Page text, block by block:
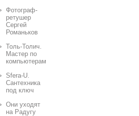
Фотограф-
ретушер
Сергей
Романьков
Толь-Толич.
Мастер по
компьютерам
Sfera-U.
Сантехника
под ключ
Они уходят
на Радугу